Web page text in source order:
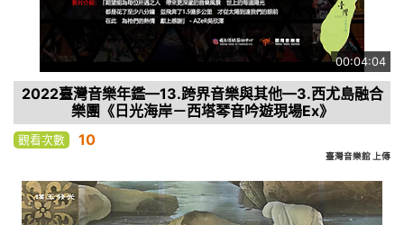
00:04:04
2022臺灣音樂年鑑—13.跨界音樂與其他—3.西尤島融合
樂團《日光海岸－西塔琴音吟遊現場Ex》
觀看次數 10
臺灣音樂館 上傳